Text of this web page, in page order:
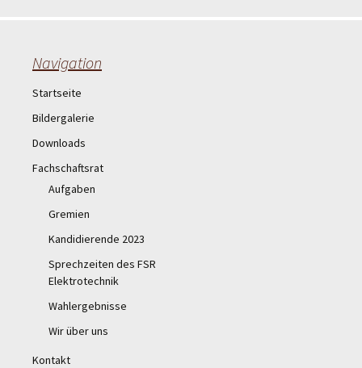
Navigation
Startseite
Bildergalerie
Downloads
Fachschaftsrat
Aufgaben
Gremien
Kandidierende 2023
Sprechzeiten des FSR
Elektrotechnik
Wahlergebnisse
Wir über uns
Kontakt